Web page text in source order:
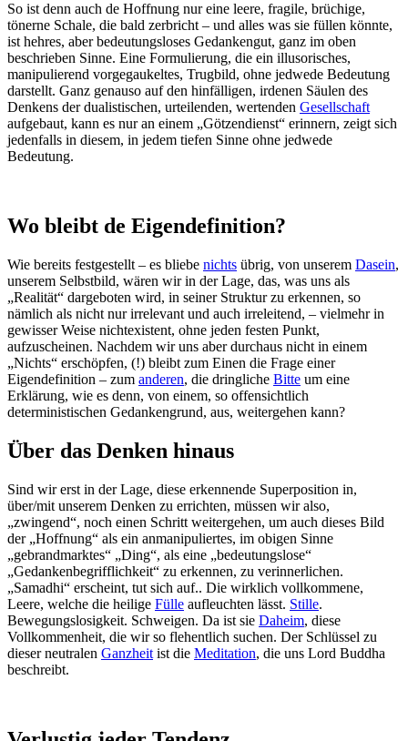
So ist denn auch de Hoffnung nur eine leere, fragile, brüchige,
tönerne Schale, die bald zerbricht – und alles was sie füllen könnte,
ist hehres, aber bedeutungsloses Gedankengut, ganz im oben
beschrieben Sinne. Eine Formulierung, die ein illusorisches,
manipulierend vorgegaukeltes, Trugbild, ohne jedwede Bedeutung
darstellt. Ganz genauso auf den hinfälligen, irdenen Säulen des
Denkens der dualistischen, urteilenden, wertenden Gesellschaft
aufgebaut, kann es nur an einem „Götzendienst“ erinnern, zeigt sich
jedenfalls in diesem, in jedem tiefen Sinne ohne jedwede
Bedeutung.
Wo bleibt de Eigendefinition?
Wie bereits festgestellt – es bliebe nichts übrig, von unserem Dasein,
unserem Selbstbild, wären wir in der Lage, das, was uns als
„Realität“ dargeboten wird, in seiner Struktur zu erkennen, so
nämlich als nicht nur irrelevant und auch irreleitend, – vielmehr in
gewisser Weise nichtexistent, ohne jeden festen Punkt,
aufzuscheinen. Nachdem wir uns aber durchaus nicht in einem
„Nichts“ erschöpfen, (!) bleibt zum Einen die Frage einer
Eigendefinition – zum anderen, die dringliche Bitte um eine
Erklärung, wie es denn, von einem, so offensichtlich
deterministischen Gedankengrund, aus, weitergehen kann?
Über das Denken hinaus
Sind wir erst in der Lage, diese erkennende Superposition in,
über/mit unserem Denken zu errichten, müssen wir also,
„zwingend“, noch einen Schritt weitergehen, um auch dieses Bild
der „Hoffnung“ als ein anmanipuliertes, im obigen Sinne
„gebrandmarktes“ „Ding“, als eine „bedeutungslose“
„Gedankenbegrifflichkeit“ zu erkennen, zu verinnerlichen.
„Samadhi“ erscheint, tut sich auf.. Die wirklich vollkommene,
Leere, welche die heilige Fülle aufleuchten lässt. Stille.
Bewegungslosigkeit. Schweigen. Da ist sie Daheim, diese
Vollkommenheit, die wir so flehentlich suchen. Der Schlüssel zu
dieser neutralen Ganzheit ist die Meditation, die uns Lord Buddha
beschreibt.